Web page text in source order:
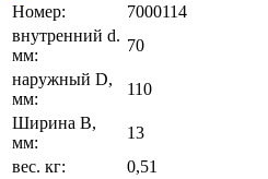
Номер:
7000114
внутренний d.
мм:
70
наружный D,
мм:
110
Ширина В,
мм:
13
вес. кг:
0,51